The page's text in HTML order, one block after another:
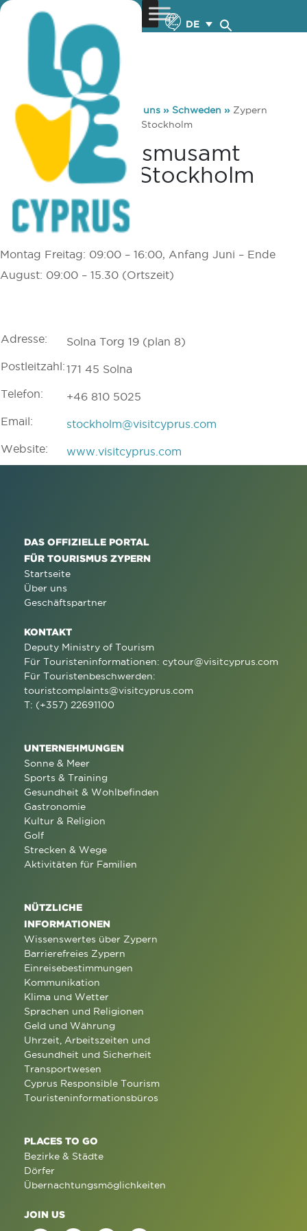
DE
You are here: Home »Über uns » Schweden » Zypern
Tourismusamt Schweden – Stockholm
Zypern Tourismusamt
Schweden – Stockholm
CYPERNS TURISTRÅD
Betriebsstunden:
Montag Freitag: 09:00 – 16:00, Anfang Juni – Ende
August: 09:00 – 15.30 (Ortszeit)
Adresse:
Solna Torg 19 (plan 8)
Postleitzahl:171 45 Solna
Telefon:
+46 810 5025
Email:
stockholm@visitcyprus.com
Website:
www.visitcyprus.com
DAS OFFIZIELLE PORTAL
FÜR TOURISMUS ZYPERN
Startseite
Über uns
Geschäftspartner
KONTAKT
Deputy Ministry of Tourism
Für Touristeninformationen: cytour@visitcyprus.com
Für Touristenbeschwerden:
touristcomplaints@visitcyprus.com
T: (+357) 22691100
UNTERNEHMUNGEN
Sonne & Meer
Sports & Training
Gesundheit & Wohlbefinden
Gastronomie
Kultur & Religion
Golf
Strecken & Wege
Aktivitäten für Familien
NÜTZLICHE
INFORMATIONEN
Wissenswertes über Zypern
Barrierefreies Zypern
Einreisebestimmungen
Kommunikation
Klima und Wetter
Sprachen und Religionen
Geld und Währung
Uhrzeit, Arbeitszeiten und
Gesundheit und Sicherheit
Transportwesen
Cyprus Responsible Tourism
Touristeninformationsbüros
PLACES TO GO
Bezirke & Städte
Dörfer
Übernachtungsmöglichkeiten
JOIN US